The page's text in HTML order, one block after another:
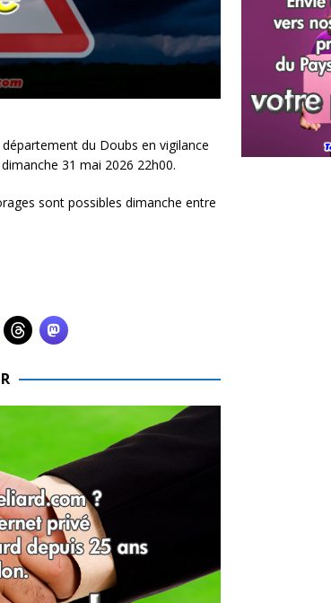
du Doubs en vigilance
31 mai 2026 22h00.
sont possibles dimanche entre